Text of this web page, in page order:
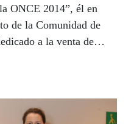
ONCE 2014”, él en
de la Comunidad de
a la venta de
de Carabanchel.